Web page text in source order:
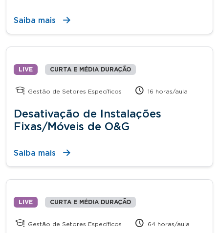
Saiba mais
LIVE CURTA E MÉDIA DURAÇÃO
Gestão de Setores Específicos 16 horas/aula
Desativação de Instalações
Fixas/Móveis de O&G
Saiba mais
LIVE CURTA E MÉDIA DURAÇÃO
Gestão de Setores Específicos 64 horas/aula